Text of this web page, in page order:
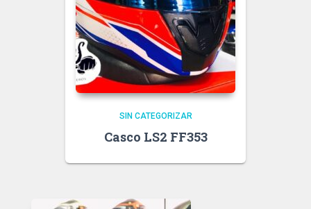
SIN CATEGORIZAR
Casco LS2 FF353